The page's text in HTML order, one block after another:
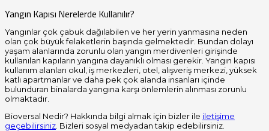
Yangın Kapısı Nerelerde Kullanılır?
Yangınlar çok çabuk dağılabilen ve her yerin yanmasına neden
olan çok büyük felaketlerin başında gelmektedir. Bundan dolayı
yaşam alanlarında zorunlu olan yangın merdivenleri girişinde
kullanılan kapıların yangına dayanıklı olması gerekir. Yangın kapısı
kullanım alanları okul, iş merkezleri, otel, alışveriş merkezi, yüksek
katlı apartmanlar ve daha pek çok alanda insanları içinde
bulunduran binalarda yangına karşı önlemlerin alınması zorunlu
olmaktadır.
Bioversal Nedir? Hakkında bilgi almak için bizler ile iletişime
geçebilirsiniz . Bizleri sosyal medyadan takip edebilirsiniz.